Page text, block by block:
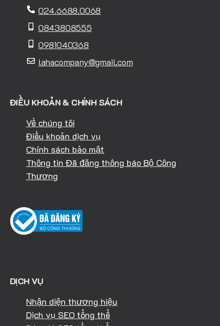
024.6688.0068
0843808555
0981040368
lahacompany@gmail.com
ĐIỀU KHOẢN & CHÍNH SÁCH
Về chúng tôi
Điều khoản dịch vụ
Chính sách bảo mật
Thông tin Đã đăng thông báo Bộ Công
Thương
DỊCH VỤ
Nhận diện thương hiệu
Dịch vụ SEO tổng thể